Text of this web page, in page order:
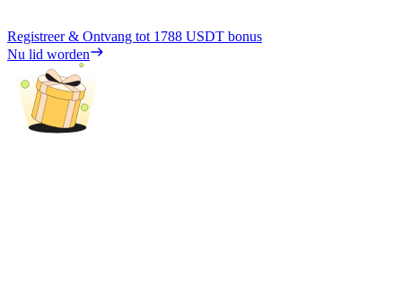
Registreer & Ontvang tot 1788 USDT bonus
Nu lid worden